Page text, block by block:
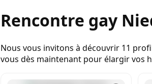
Rencontre gay
Nous vous invitons à découvrir 11
vous dès maintenant pour élargir vos